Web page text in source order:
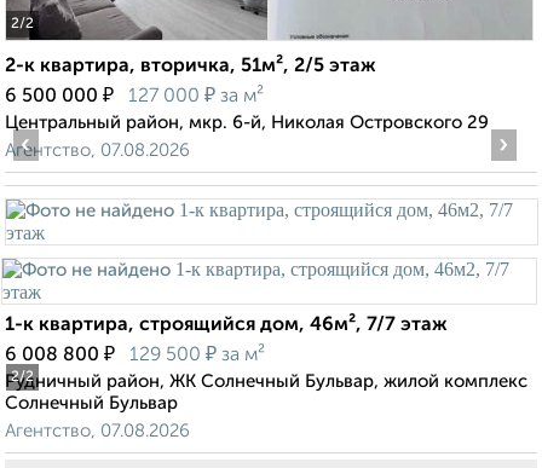
2/2
2-к квартира, вторичка, 51м², 2/5 этаж
6 500 000 ₽ 127 000 ₽ за м²
Центральный район, мкр. 6-й, Николая Островского 29
Агентство, 07.08.2026
2/2
‹ ›
1-к квартира, строящийся дом, 46м², 7/7 этаж
6 008 800 ₽ 129 500 ₽ за м²
Рудничный район, ЖК Солнечный Бульвар, жилой комплекс
Солнечный Бульвар
Агентство, 07.08.2026